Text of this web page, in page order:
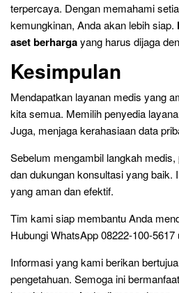
terpercaya. Dengan memahami
kemungkinan, Anda akan lebih siap.
aset berhargayang harus dijaga
Kesimpulan
Mendapatkan layanan medis yang
kita semua. Memilih penyedia
Juga, menjaga kerahasiaan data
Sebelum mengambil langkah
dan dukungan konsultasi yang baik.
yang aman dan efektif.
Tim kami siap membantu Anda
Hubungi WhatsApp 08222-100-
Informasi yang kami berikan
pengetahuan. Semoga ini